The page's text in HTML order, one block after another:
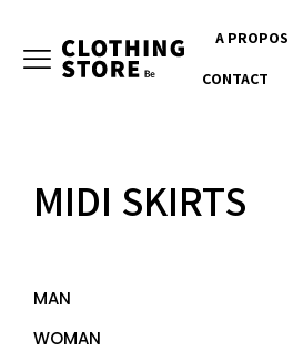
A PROPOS
CONTACT
MIDI SKIRTS
MAN
WOMAN